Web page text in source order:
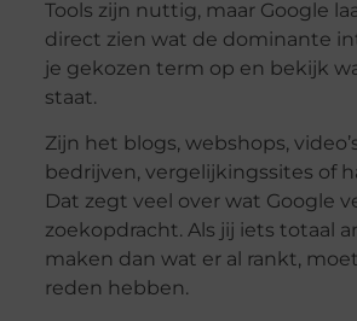
Tools zijn nuttig, maar Google
direct zien wat de dominante
je gekozen term op en bekijk
staat.
Zijn het blogs, webshops,
bedrijven, vergelijkingssites of
Dat zegt veel over wat Google
zoekopdracht. Als jij iets totaal
maken dan wat er al rankt,
reden hebben.